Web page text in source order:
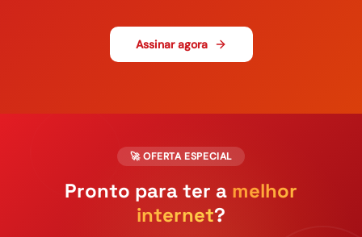
Assinar agora
🚀 OFERTA ESPECIAL
Pronto para ter a melhor
internet?